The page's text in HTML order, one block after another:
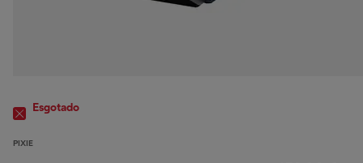
Esgotado
PIXIE